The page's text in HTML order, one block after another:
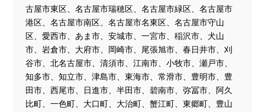
古屋市東区、名古屋市瑞穂区、名古屋市緑区、名古屋市
港区、名古屋市南区、名古屋市名東区、名古屋市守山
区、愛西市、あま市、安城市、一宮市、稲沢市、犬山
市、岩倉市、大府市、岡崎市、尾張旭市、春日井市、刈
谷市、北名古屋市、清須市、江南市、小牧市、瀬戸市、
知多市、知立市、津島市、東海市、常滑市、豊明市、豊
田市、西尾市、日進市、半田市、碧南市、弥冨市、阿久
比町、一色町、大口町、大治町、蟹江町、東郷町、豊山